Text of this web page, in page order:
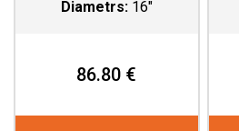
Diametrs:16"
86.80 €